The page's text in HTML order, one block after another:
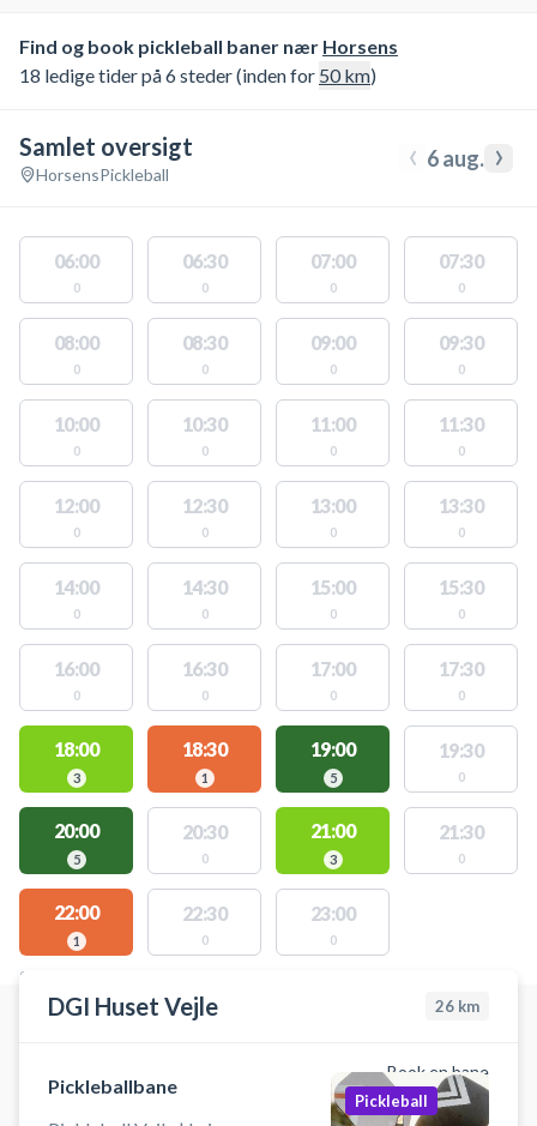
Find og book pickleball baner nær Horsens
18 ledige tider på 6 steder (inden for 50km)
Samlet oversigt
HorsensPickleball ‹ 6 aug. ›
06:00
0
06:30
0
07:00
0
07:30
0
08:00
0
08:30
0
09:00
0
09:30
0
10:00
0
10:30
0
11:00
0
11:30
0
12:00
0
12:30
0
13:00
0
13:30
0
14:00
0
14:30
0
15:00
0
15:30
0
16:00
0
16:30
0
17:00
0
17:30
0
18:00
3
18:30
1
19:00
5
19:30
0
20:00
5
20:30
0
21:00
3
21:30
0
22:00
1
22:30
0
23:00
0
STEDER MED LEDIGE AKTIVITETER
DGI Huset Vejle 26 km
Book en bane
Pickleballbane
Pickleball